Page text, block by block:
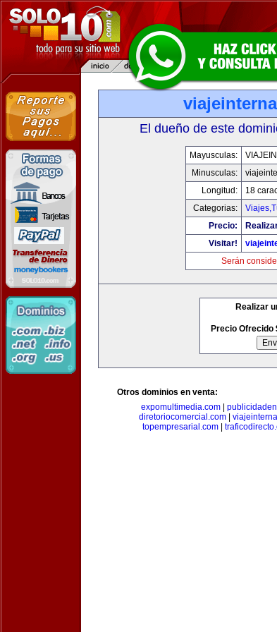
El dueño de este
Mayusculas:
Minusculas:
Longitud:
18
Categorias:
Precio:
Visitar!
Serán
Realizar
Precio Ofrecido
Otros dominios en venta:
expomultimedia.com
diretoriocomercial.com
topempresarial.com